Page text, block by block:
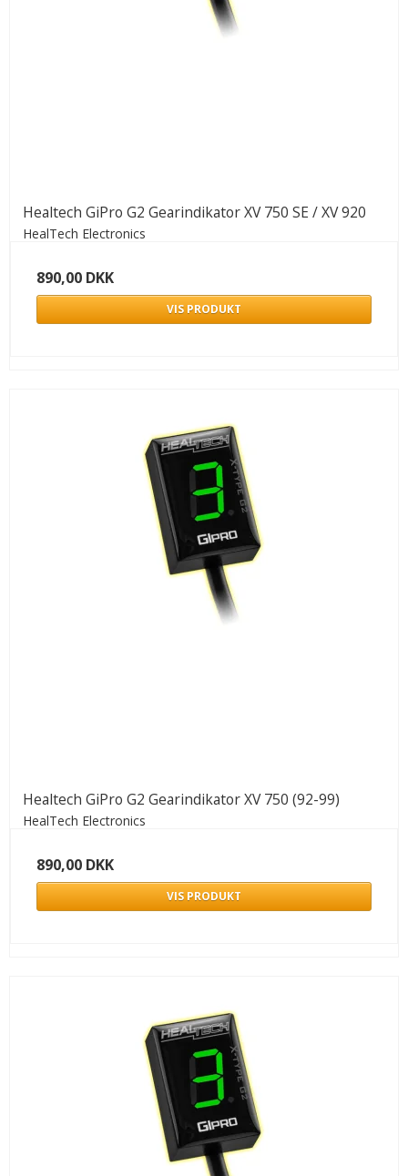
Healtech GiPro G2 Gearindikator XV 750 SE / XV 920
HealTech Electronics
890,00 DKK
VIS PRODUKT
Healtech GiPro G2 Gearindikator XV 750 (92-99)
HealTech Electronics
890,00 DKK
VIS PRODUKT